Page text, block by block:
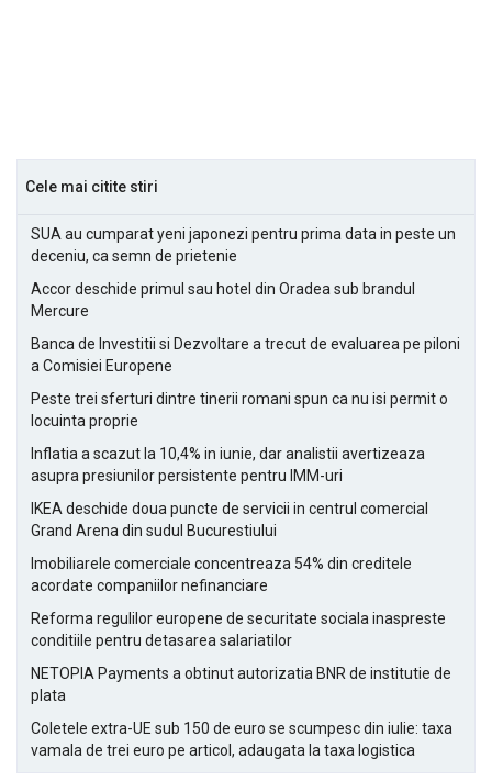
Cele mai citite stiri
SUA au cumparat yeni japonezi pentru prima data in peste un
deceniu, ca semn de prietenie
Accor deschide primul sau hotel din Oradea sub brandul
Mercure
Banca de Investitii si Dezvoltare a trecut de evaluarea pe piloni
a Comisiei Europene
Peste trei sferturi dintre tinerii romani spun ca nu isi permit o
locuinta proprie
Inflatia a scazut la 10,4% in iunie, dar analistii avertizeaza
asupra presiunilor persistente pentru IMM-uri
IKEA deschide doua puncte de servicii in centrul comercial
Grand Arena din sudul Bucurestiului
Imobiliarele comerciale concentreaza 54% din creditele
acordate companiilor nefinanciare
Reforma regulilor europene de securitate sociala inaspreste
conditiile pentru detasarea salariatilor
NETOPIA Payments a obtinut autorizatia BNR de institutie de
plata
Coletele extra-UE sub 150 de euro se scumpesc din iulie: taxa
vamala de trei euro pe articol, adaugata la taxa logistica